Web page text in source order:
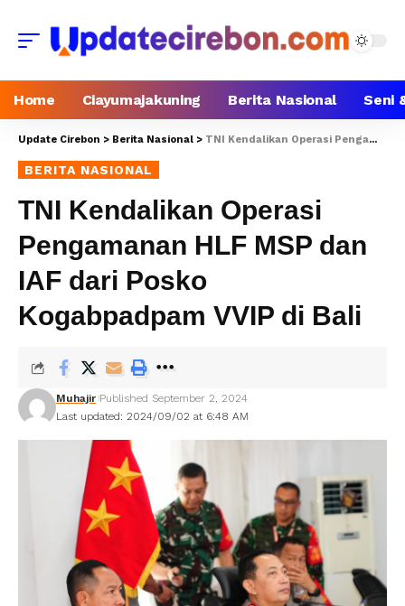
Home Ciayumajakuning Berita Nasional Seni
Update Cirebon > Berita Nasional > TNI Kendalikan Operasi Pengamanan HLF MSP dan IAF dari Posko Kogabpadpam VVIP di Bali
BERITA NASIONAL
TNI Kendalikan Operasi
Pengamanan HLF MSP dan
IAF dari Posko
Kogabpadpam VVIP di Bali
Last updated: 2024/09/02 at 6:48 AM
Muhajir Published September 2, 2024